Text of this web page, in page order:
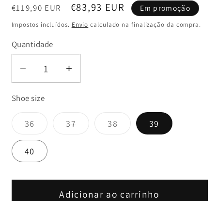
Preço
normal
€119,90 EUR
Preço
de
€83,93 EUR Em promoção
Impostos incluídos. Envio calculado na finalização da compra.
Quantidade
Diminuir
a
quantidade
de
Chinelo
Branco
em
Pele
Chris
Aumentar
a
de
Chinelo
Chris
10
Shoe size
36Variante
esgotada
ou
indisponível
37Variante
esgotada
38Variante
esgotada
39
40
Adicionar ao carrinho